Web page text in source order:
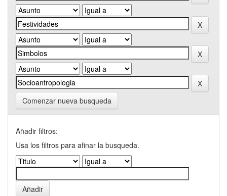
Comenzar nueva busqueda
Añadir filtros:
Usa los filtros para afinar la busqueda.